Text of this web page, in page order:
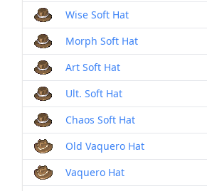
Wise Soft Hat
Morph Soft Hat
Art Soft Hat
Ult. Soft Hat
Chaos Soft Hat
Old Vaquero Hat
Vaquero Hat